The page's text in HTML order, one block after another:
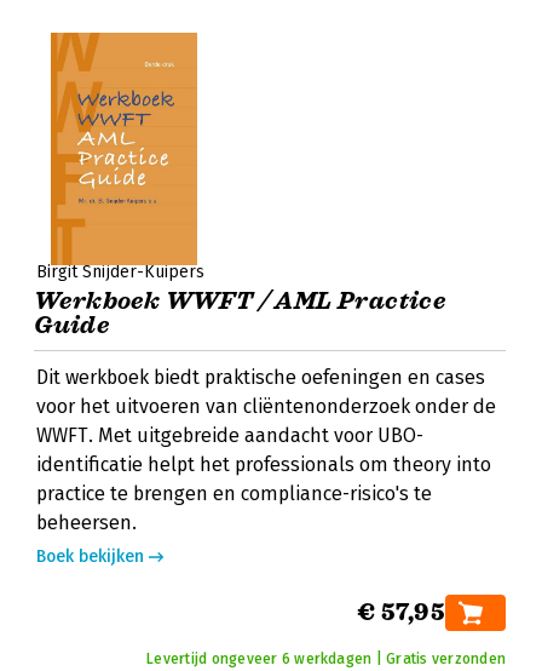
Birgit Snijder-Kuipers
Werkboek WWFT / AML Practice
Guide
Dit werkboek biedt praktische oefeningen en cases
voor het uitvoeren van cliëntenonderzoek onder de
WWFT. Met uitgebreide aandacht voor UBO-
identificatie helpt het professionals om theory into
practice te brengen en compliance-risico's te
beheersen.
Boek bekijken
€ 57,95
Levertijd ongeveer 6 werkdagen | Gratis verzonden